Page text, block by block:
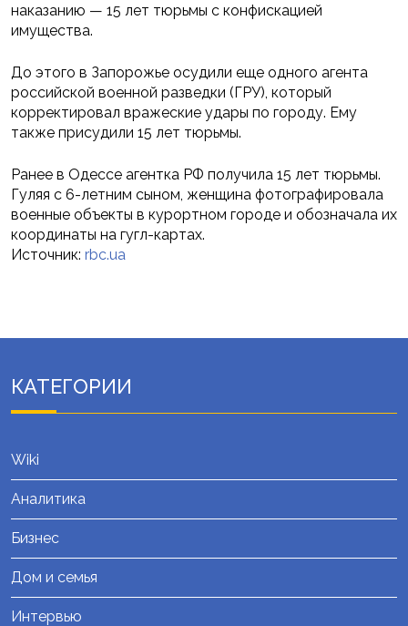
наказанию — 15 лет тюрьмы с конфискацией
имущества.
До этого в Запорожье осудили еще одного агента
российской военной разведки (ГРУ), который
корректировал вражеские удары по городу. Ему
также присудили 15 лет тюрьмы.
Ранее в Одессе агентка РФ получила 15 лет тюрьмы.
Гуляя с 6-летним сыном, женщина фотографировала
военные объекты в курортном городе и обозначала их
координаты на гугл-картах.
Источник: rbc.ua
КАТЕГОРИИ
Wiki
Аналитика
Бизнес
Дом и семья
Интервью